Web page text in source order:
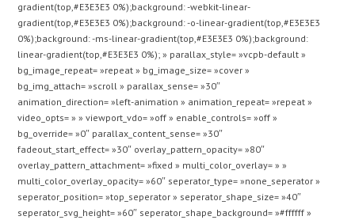
gradient(top,#E3E3E3 0%);background: -webkit-linear-
gradient(top,#E3E3E3 0%);background: -o-linear-gradient(top,#E3E3E3
0%);background: -ms-linear-gradient(top,#E3E3E3 0%);background:
linear-gradient(top,#E3E3E3 0%); » parallax_style= »vcpb-default »
bg_image_repeat= »repeat » bg_image_size= »cover »
bg_img_attach= »scroll » parallax_sense= »30″
animation_direction= »left-animation » animation_repeat= »repeat »
video_opts= » » viewport_vdo= »off » enable_controls= »off »
bg_override= »0″ parallax_content_sense= »30″
fadeout_start_effect= »30″ overlay_pattern_opacity= »80″
overlay_pattern_attachment= »fixed » multi_color_overlay= » »
multi_color_overlay_opacity= »60″ seperator_type= »none_seperator »
seperator_position= »top_seperator » seperator_shape_size= »40″
seperator_svg_height= »60″ seperator_shape_background= »#ffffff »